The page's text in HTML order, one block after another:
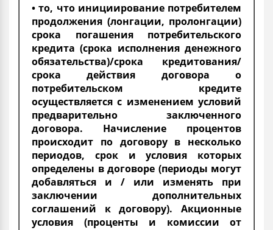
• то, что инициирование потребителем
продолжения (лонгации, пролонгации)
срока погашения потребительского
кредита (срока исполнения денежного
обязательства)/срока кредитования/
срока действия договора о
потребительском кредите
осуществляется с изменением условий
предварительно заключенного
договора. Начисление процентов
происходит по договору в несколько
периодов, срок и условия которых
определены в договоре (периоды могут
добавляться и / или изменять при
заключении дополнительных
соглашений к договору). Акционные
условия (проценты и комиссии от